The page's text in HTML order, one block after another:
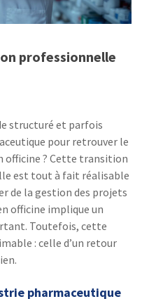
professionnelle
structuré et parfois
pour retrouver le
officine ? Cette transition
est tout à fait réalisable
de la gestion des projets
officine implique un
Toutefois, cette
: celle d’un retour
pharmaceutique